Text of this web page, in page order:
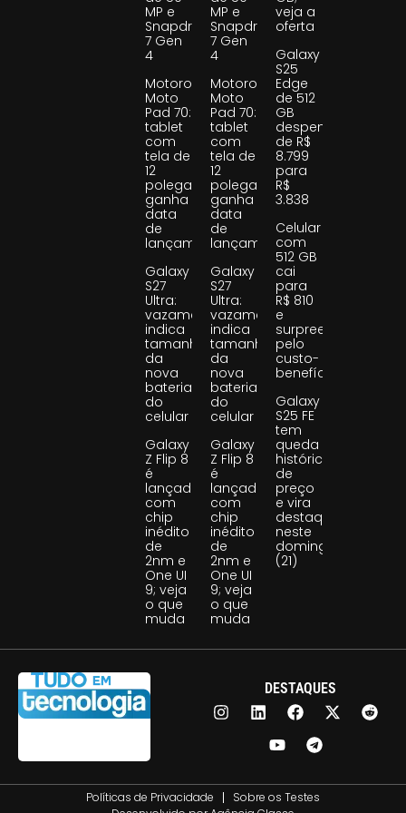
MP e
Snapdragon
7 Gen
4
Motorola
Moto
Pad 70:
tablet
com
tela de
12
polegadas
ganha
data
de
lançamento
Galaxy
S27
Ultra:
vazamento
indica
tamanho
da
nova
bateria
do
celular
Galaxy
Z Flip 8
é
lançado
com
chip
inédito
de
2nm e
One UI
9; veja
o que
muda
MP e
Snapdragon
7 Gen
4
Motorola
Moto
Pad 70:
tablet
com
tela de
12
polegadas
ganha
data
de
lançamento
Galaxy
S27
Ultra:
vazamento
indica
tamanho
da
nova
bateria
do
celular
Galaxy
Z Flip 8
é
lançado
com
chip
inédito
de
2nm e
One UI
9; veja
o que
muda
veja a
oferta
Galaxy
S25
Edge
de 512
GB
despenca
de R$
8.799
para
R$
3.838
Celular
com
512 GB
cai
para
R$ 810
e
surpreende
pelo
custo-
benefício
Galaxy
S25 FE
tem
queda
histórica
de
preço
e vira
destaque
neste
domingo
(21)
DESTAQUES
Políticas de Privacidade
Sobre os Testes